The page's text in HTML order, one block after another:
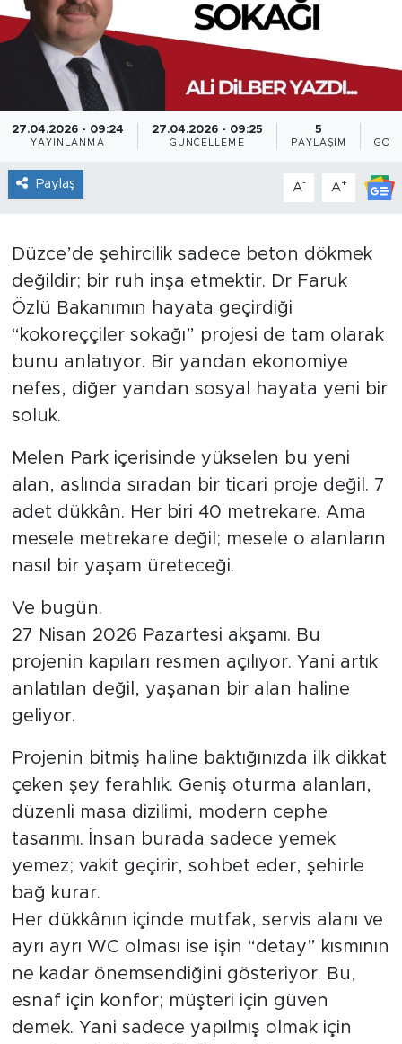
27.04.2026 - 09:24
YAYINLANMA
27.04.2026 - 09:25
GÜNCELLEME
5
PAYLAŞIM
Paylaş A- A+
Düzce’de şehircilik sadece beton dökmek
değildir; bir ruh inşa etmektir. Dr Faruk
Özlü Bakanımın hayata geçirdiği
“kokoreççiler sokağı” projesi de tam olarak
bunu anlatıyor. Bir yandan ekonomiye
nefes, diğer yandan sosyal hayata yeni bir
soluk.
Melen Park içerisinde yükselen bu yeni
alan, aslında sıradan bir ticari proje değil. 7
adet dükkân. Her biri 40 metrekare. Ama
mesele metrekare değil; mesele o alanların
nasıl bir yaşam üreteceği.
Ve bugün.
27 Nisan 2026 Pazartesi akşamı. Bu
projenin kapıları resmen açılıyor. Yani artık
anlatılan değil, yaşanan bir alan haline
geliyor.
Projenin bitmiş haline baktığınızda ilk dikkat
çeken şey ferahlık. Geniş oturma alanları,
düzenli masa dizilimi, modern cephe
tasarımı. İnsan burada sadece yemek
yemez; vakit geçirir, sohbet eder, şehirle
bağ kurar.
Her dükkânın içinde mutfak, servis alanı ve
ayrı ayrı WC olması ise işin “detay” kısmının
ne kadar önemsendiğini gösteriyor. Bu,
esnaf için konfor; müşteri için güven
demek. Yani sadece yapılmış olmak için